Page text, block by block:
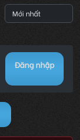
Đăng nhập